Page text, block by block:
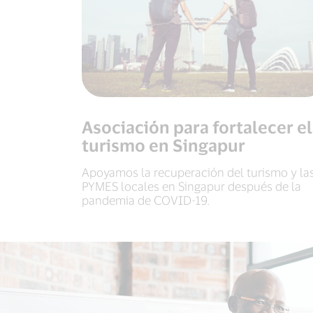
Asociación para fortalecer el
turismo en Singapur
Apoyamos la recuperación del turismo y
PYMES locales en Singapur después de la
pandemia de COVID-19.